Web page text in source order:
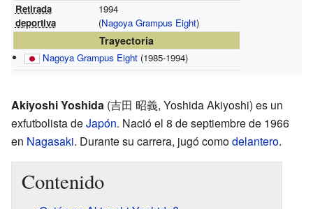
Retirada
deportiva
1994
(Nagoya Grampus Eight)
Trayectoria
Nagoya Grampus Eight (1985-1994)
Akiyoshi Yoshida (吉田 昭義, Yoshida Akiyoshi) es un
exfutbolista deJapón. Nació el 8 de septiembre de 1966
en Nagasaki. Durante su carrera, jugó comodelantero.
Contenido